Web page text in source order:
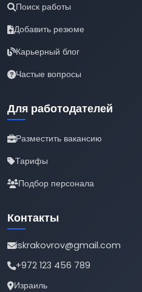
Поиск работы
Добавить резюме
Карьерный блог
Частые вопросы
Для работодателей
Разместить вакансию
Тарифы
Подбор персонала
Контакты
iskrakovrov@gmail.com
+972 123 456 789
Израиль